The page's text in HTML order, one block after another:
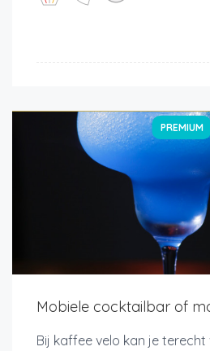
PREMIUM
Mobiele cocktailbar of
Bij kaffee velo kan je terecht